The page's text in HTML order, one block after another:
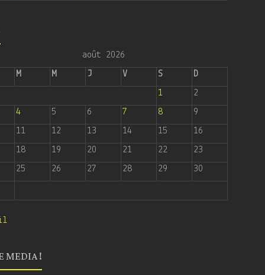
août 2026
M M J V S
D
1
2
4 5 6 7 8
9
11 12 13 14 15
16
18 19 20 21 22
23
25 26 27 28 29
30
MEDIA !